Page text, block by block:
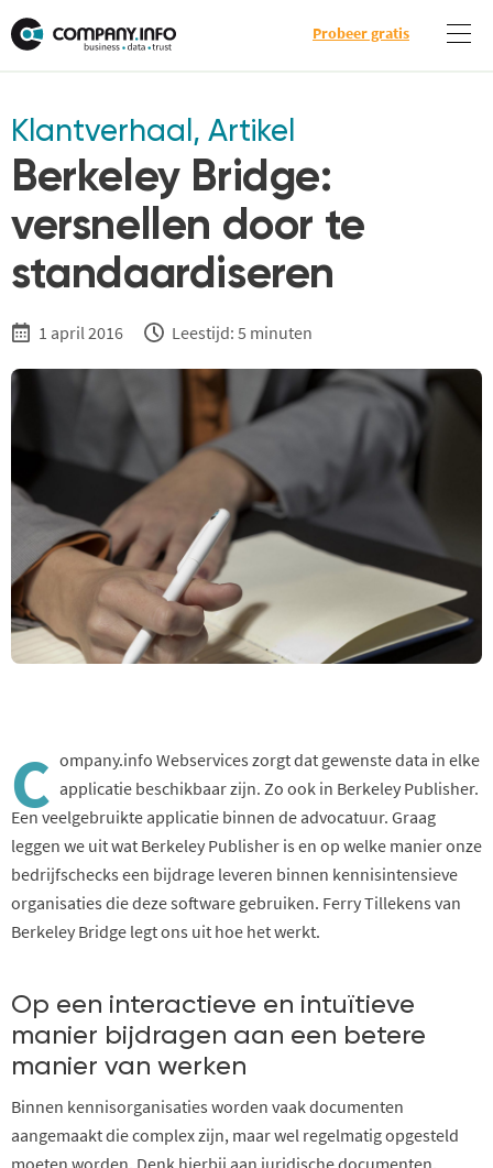
Probeer gratis
Klantverhaal , Artikel
Berkeley Bridge:
versnellen door te
standaardiseren
1 april 2016 Leestijd: 5 minuten
C ompany.info Webservices zorgt dat gewenste data in elke
applicatie beschikbaar zijn. Zo ook in Berkeley Publisher.
Een veelgebruikte applicatie binnen de advocatuur. Graag
leggen we uit wat Berkeley Publisher is en op welke manier onze
bedrijfschecks een bijdrage leveren binnen kennisintensieve
organisaties die deze software gebruiken. Ferry Tillekens van
Berkeley Bridge legt ons uit hoe het werkt.
Op een interactieve en intuïtieve
manier bijdragen aan een betere
manier van werken
Binnen kennisorganisaties worden vaak documenten
aangemaakt die complex zijn, maar wel regelmatig opgesteld
moeten worden. Denk hierbij aan juridische documenten,